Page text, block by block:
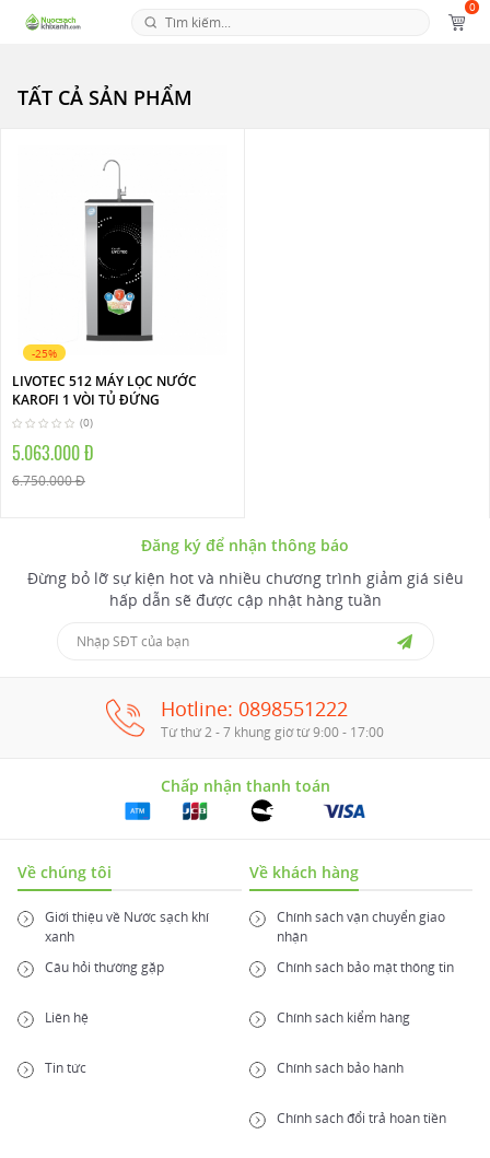
0
TẤT CẢ SẢN PHẨM
-25%
LIVOTEC 512 MÁY LỌC NƯỚC
KAROFI 1 VÒI TỦ ĐỨNG
(0)
5.063.000 Đ
6.750.000 Đ
Đăng ký để nhận thông báo
Đừng bỏ lỡ sự kiện hot và nhiều chương trình giảm giá siêu
hấp dẫn sẽ được cập nhật hàng tuần
Hotline: 0898551222
Từ thứ 2 - 7 khung giờ từ 9:00 - 17:00
Chấp nhận thanh toán
Về chúng tôi
Giới thiệu về Nước sạch khí
xanh
Câu hỏi thường gặp
Liên hệ
Tin tức
Về khách hàng
Chính sách vận chuyển giao
nhận
Chính sách bảo mật thông tin
Chính sách kiểm hàng
Chính sách bảo hành
Chính sách đổi trả hoàn tiền